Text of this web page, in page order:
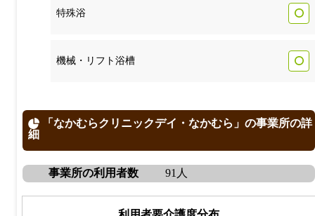
特殊浴
機械・リフト浴槽
「なかむらクリニックデイ・なかむら」の事業所の詳
細
事業所の利用者数 91人